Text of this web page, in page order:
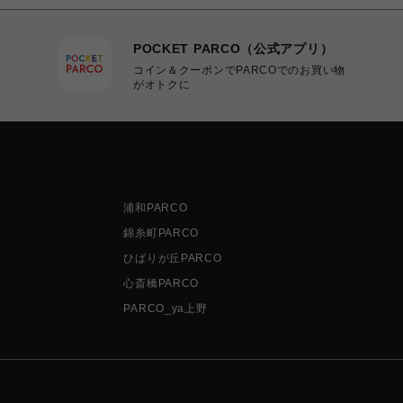
POCKET PARCO（公式アプリ）
コイン＆クーポンでPARCOでのお買い物
がオトクに
浦和PARCO
錦糸町PARCO
ひばりが丘PARCO
心斎橋PARCO
PARCO_ya上野